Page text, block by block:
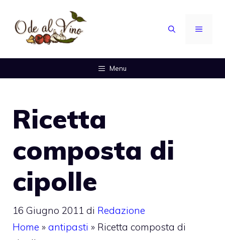
contenuto
MENU
Menu
Ricetta
composta di
cipolle
16 Giugno 2011 di Redazione
Home » antipasti » Ricetta composta di